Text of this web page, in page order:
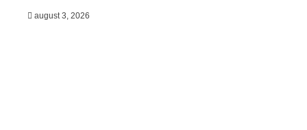
august 3, 2026